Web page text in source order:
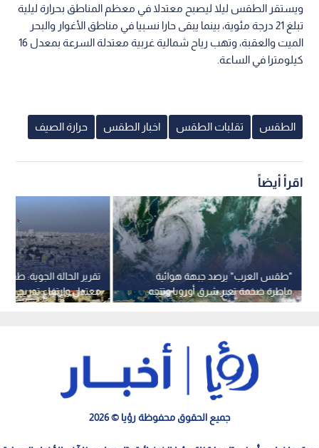
ويستقر الطقس ليلا ليصبح معتدلا في معظم المناطق بحرارة ليلية
تبلغ 21 درجة مئوية، بينما يبقى حارا نسبيا في مناطق الأغوار والبحر
الميت والعقبة، وتهب رياح شمالية غربية معتدلة السرعة بمعدل 16
كيلومترا في الساعة.
الطقس تقلبات الطقس اخبار الطقس حرارة الصيف
اقرأ أيضاً
تقرير الحالة الجوية:
معتدل وارتفاع تدريجي
حتى الأحد
"طقس العرب" يرصد جبهة هوائية
ماطرة ضخمة تعبر شرق أوروبا وتتجه
نحو تركيا
جميع الحقوق محفوظة رؤيا © 2026